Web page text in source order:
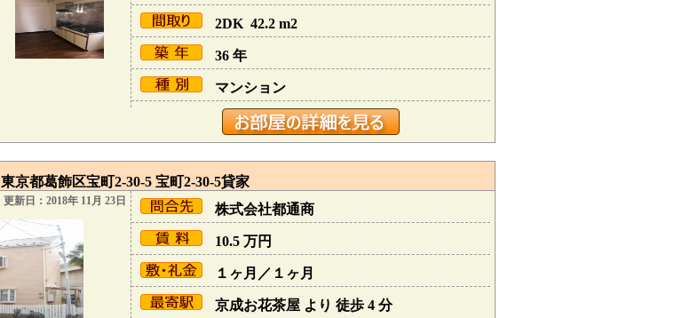
2DK 42.2 m2
36 年
マンション
東京都葛飾区宝町2-30-5 宝町2-30-5貸家
更新日：2018年 11月 23日
株式会社都通商
10.5 万円
１ヶ月／１ヶ月
京成お花茶屋 より 徒歩 4 分